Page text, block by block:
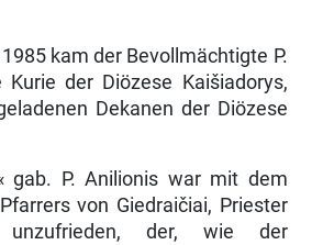
kam der Bevollmächtigte P.
der Diözese Kaišiadorys,
Dekanen der Diözese
gab. P. Anilionis war mit dem
von Giedraičiai, Priester
unzufrieden, der, wie der